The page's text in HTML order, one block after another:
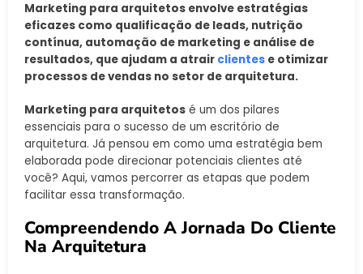
Marketing para arquitetos envolve estratégias
eficazes como qualificação de leads, nutrição
contínua, automação de marketing e análise de
resultados, que ajudam a atrair clientes e otimizar
processos de vendas no setor de arquitetura.
Marketing para arquitetos é um dos pilares
essenciais para o sucesso de um escritório de
arquitetura. Já pensou em como uma estratégia bem
elaborada pode direcionar potenciais clientes até
você? Aqui, vamos percorrer as etapas que podem
facilitar essa transformação.
Compreendendo A Jornada Do Cliente
Na Arquitetura